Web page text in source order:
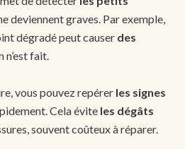
deviennent graves. Par exemple,
dégradé peut causer des
n’est fait.
vous pouvez repérer les signes
Cela évite les dégâts
souvent coûteux à réparer.